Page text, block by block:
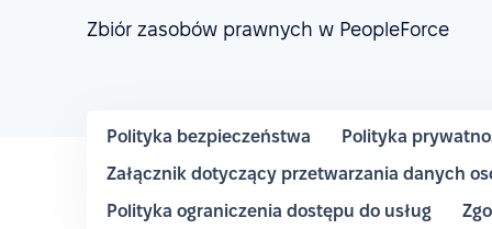
Zbiór zasobów prawnych w PeopleForce
Polityka bezpieczeństwa
Polityka
Załącznik dotyczący przetwarzania danych
Polityka ograniczenia dostępu do usług